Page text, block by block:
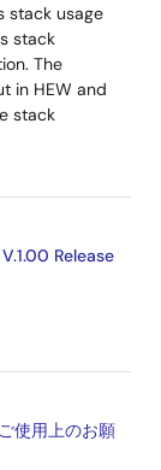
stack usage
stack
The
in HEW and
stack
Release
使用上のお願